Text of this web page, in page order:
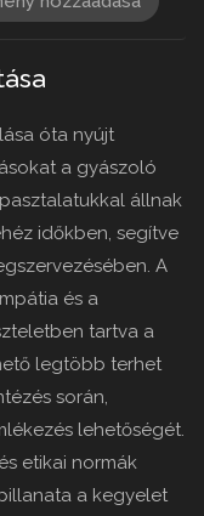
óta nyújt
a gyászoló
állnak
időkben, segítve
A
és a
tartva a
legtöbb terhet
során,
lehetőségét.
etikai normák
a kegyelet